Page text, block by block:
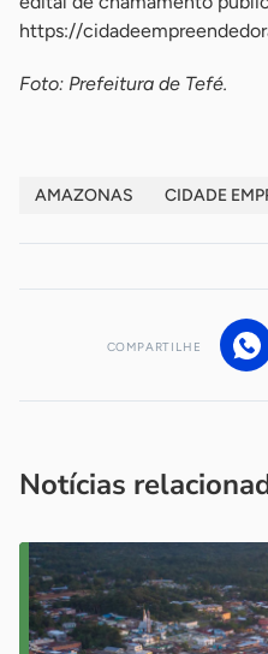
https://
Foto: Prefeitura de Tefé.
AMAZONAS CIDADE
COMPARTILHE
Notícias